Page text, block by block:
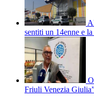
sentiti un 14enne e
Friuli Venezia